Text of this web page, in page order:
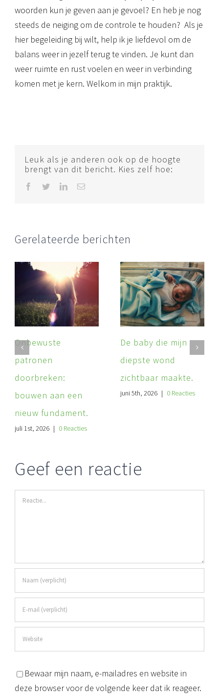
woorden kun je geven aan je gevoel? En heb je nog
steeds de neiging om de controle te houden? Als je
hier begeleiding bij wilt, help ik je liefdevol om de
balans weer in jezelf terug te vinden. Je kunt dan
weer ruimte en rust voelen en weer in verbinding
komen met je kern. Welkom in mijn praktijk.
Leuk als je anderen ook op de hoogte
brengt van dit bericht. Kies zelf hoe:
Facebook
TwitterLinkedIn
E-
Gerelateerde berichten
Onbewuste
patronen
doorbreken:
bouwen aan een
nieuw fundament.
juli 1st, 2026 | 0 Reacties
De baby die mijn
diepste wond
zichtbaar maakte.
juni 5th, 2026 | 0 Reacties
Geef een reactie
Reactie
Bewaar mijn naam, e-mailadres en website in
deze browser voor de volgende keer dat ik reageer.